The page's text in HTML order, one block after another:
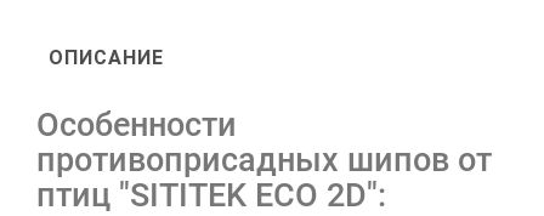
ОПИСАНИЕ
Особенности
противоприсадных шипов от
птиц "SITITEK ECO 2D":